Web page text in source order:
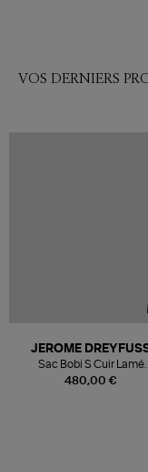
VOS DERNIERS
480,00 €
JEROME
Sac Bobi S Cuir Lamé
Champagne